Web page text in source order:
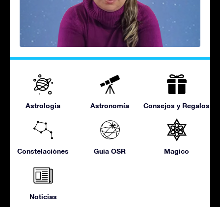
Astrologia Astronomía Consejos y Regalos
Constelaciónes Guía OSR Magico
Noticias